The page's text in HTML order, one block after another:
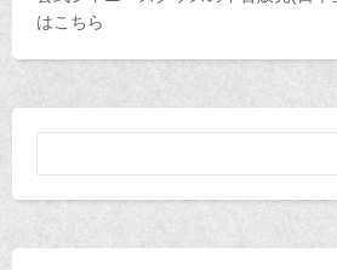
はこちら